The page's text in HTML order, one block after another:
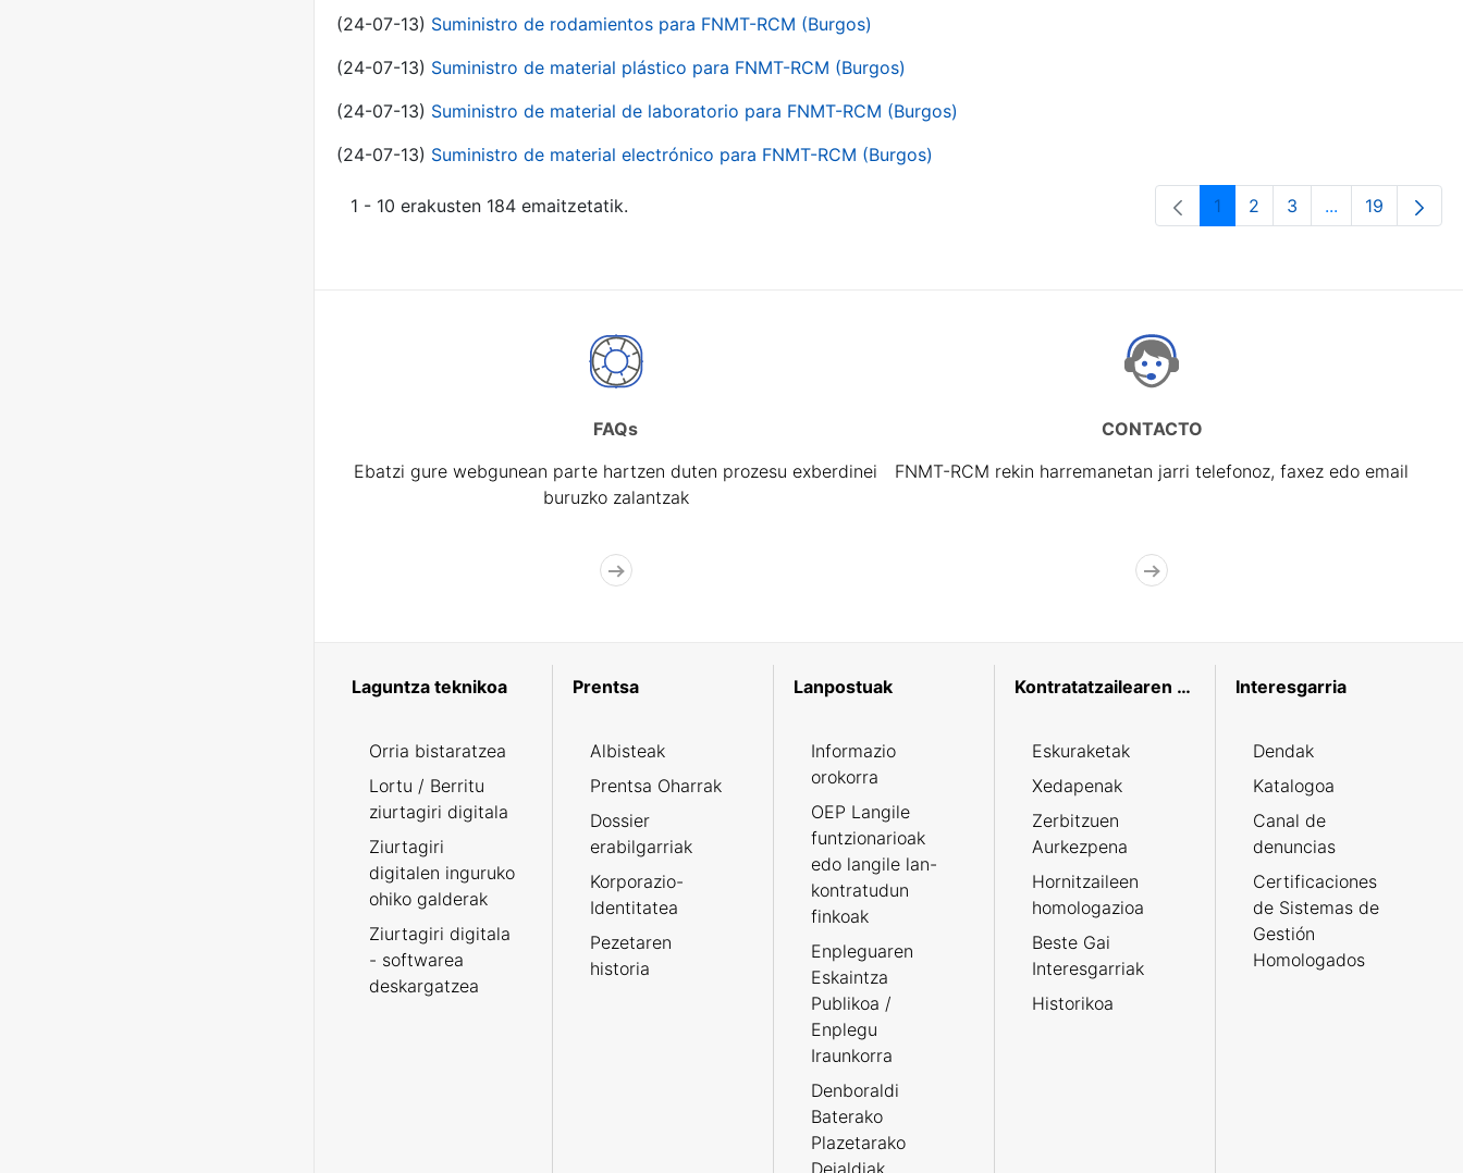
(24-07-13) Suministro de rodamientos para FNMT-RCM (Burgos)
(24-07-13) Suministro de material plástico para FNMT-RCM (Burgos)
(24-07-13) Suministro de material de laboratorio para FNMT-RCM (Burgos)
(24-07-13) Suministro de material electrónico para FNMT-RCM (Burgos)
1 - 10 erakusten 184 emaitzetatik. Orrialdea
1 Orrialdea
2 Orrialdea
3 ...Intermediate
Orrialdea
19
FAQs
Ebatzi gure webgunean parte hartzen duten prozesu exberdinei
buruzko zalantzak
CONTACTO
FNMT-RCM rekin harremanetan jarri telefonoz, faxez edo email
Laguntza teknikoa
Orria bistaratzea
Lortu / Berritu
ziurtagiri digitala
Ziurtagiri
digitalen inguruko
ohiko galderak
Ziurtagiri digitala
- softwarea
deskargatzea
Prentsa
Albisteak
Prentsa Oharrak
Dossier
erabilgarriak
Korporazio-
Identitatea
Pezetaren
historia
Lanpostuak
Informazio
orokorra
OEP Langile
funtzionarioak
edo langile lan-
kontratudun
finkoak
Enpleguaren
Eskaintza
Publikoa /
Enplegu
Iraunkorra
Denboraldi
Baterako
Plazetarako
Kontratatzailearen profila
Eskuraketak
Xedapenak
Zerbitzuen
Aurkezpena
Hornitzaileen
homologazioa
Beste Gai
Interesgarriak
Historikoa
Interesgarria
Dendak
Katalogoa
Canal de
denuncias
Certificaciones
de Sistemas de
Gestión
Homologados